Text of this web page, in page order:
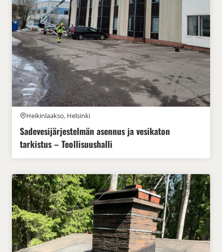
Heikinlaakso, Helsinki
Sadevesijärjestelmän asennus ja vesikaton
tarkistus – Teollisuushalli